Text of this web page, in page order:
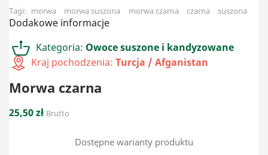
Tagi: morwa morwa suszona morwa czarna czarna suszona
Dodakowe informacje
Kategoria: Owoce suszone i kandyzowane
Kraj pochodzenia: Turcja / Afganistan
Morwa czarna
25,50 zł Brutto
Dostępne warianty produktu